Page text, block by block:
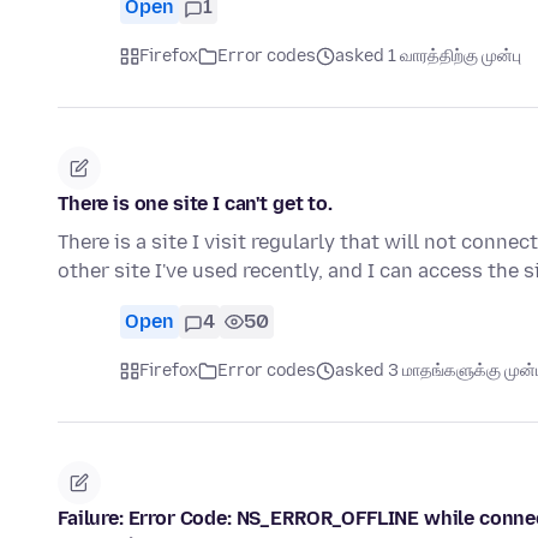
Open 1
Firefox Error codes asked 1 வாரத்திற்கு முன்பு
There is one site I can't get to.
There is a site I visit regularly that will not
other site I've used recently, and I can access the
Open 4 50
Firefox Error codes asked 3 மாதங்களுக்கு
Failure: Error Code: NS_ERROR_OFFLINE while